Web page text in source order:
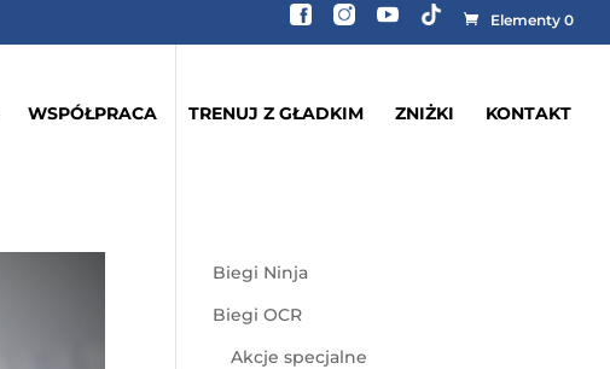
Elementy 0
WSPÓŁPRACA TRENUJ Z GŁADKIM ZNIŻKI KONTAKT
Biegi Ninja
Biegi OCR
Akcje specjalne